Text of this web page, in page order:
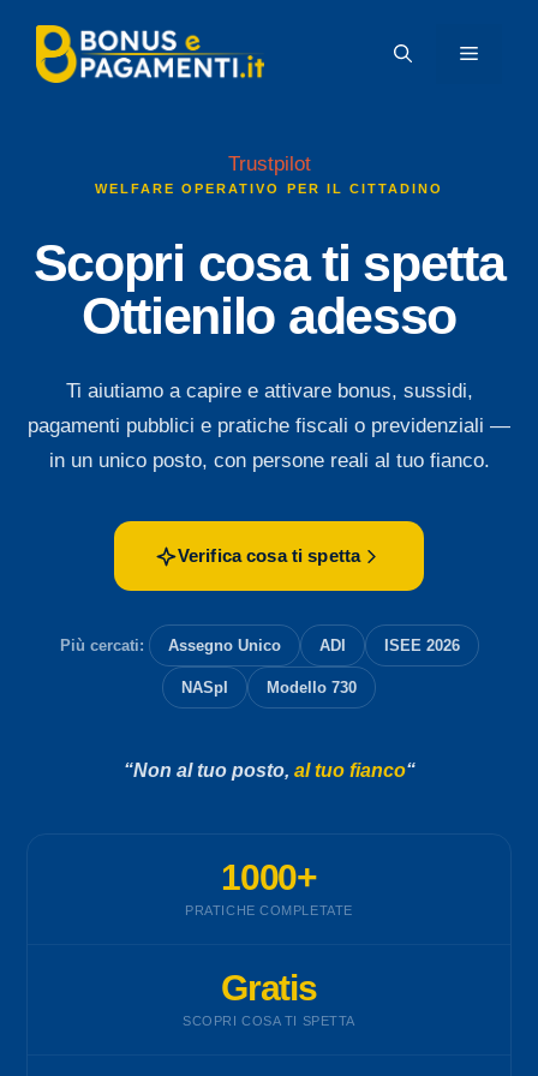
contenuto
MENU
Trustpilot
WELFARE OPERATIVO PER IL CITTADINO
Scopri cosa ti spetta
Ottienilo adesso
Ti aiutiamo a capire e attivare bonus, sussidi,
pagamenti pubblici e pratiche fiscali o previdenziali —
in un unico posto, con persone reali al tuo fianco.
Verifica cosa ti spetta
Più cercati: Assegno Unico ADI ISEE 2026
NASpI Modello 730
“Non al tuo posto, al tuo fianco“
1000+
PRATICHE COMPLETATE
Gratis
SCOPRI COSA TI SPETTA